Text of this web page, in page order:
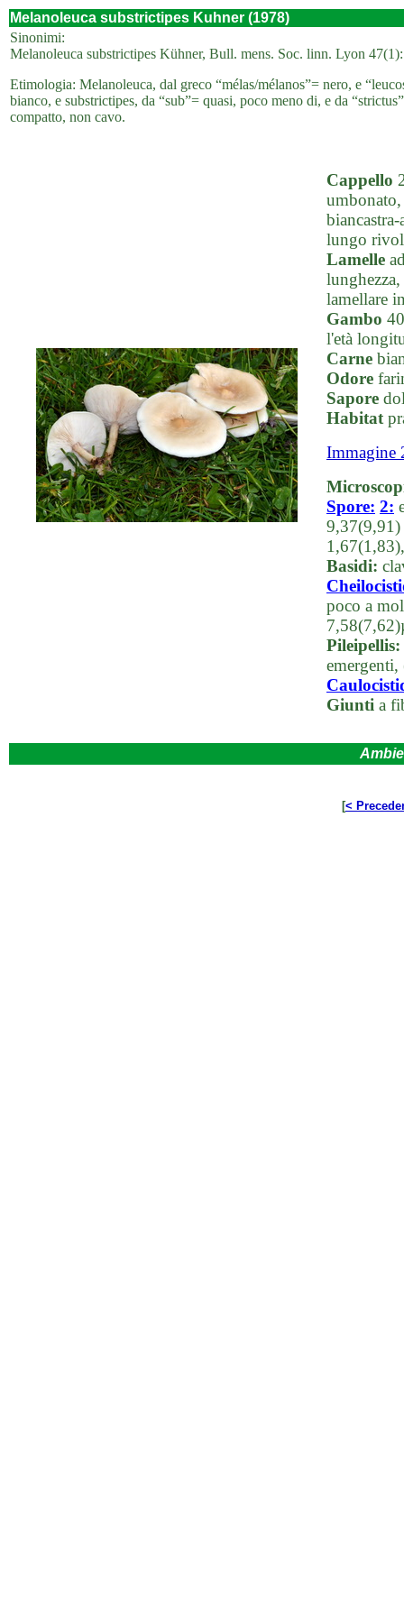
Melanoleuca substrictipes Kuhner (1978)
Sinonimi:
Melanoleuca substrictipes Kühner, Bull. mens. Soc. linn. Lyon
Etimologia: Melanoleuca, dal greco “mélas/mélanos”= nero, e
bianco, e substrictipes, da “sub”= quasi, poco meno di, e da
compatto, non cavo.
Cappello
umbonato,
lungo
Lamelle
lamellare
Gambo
l'età
Carne
Odore
Sapore
Habitat
Immagine
Spore: 2:
Basidi:
poco a
Pileipellis:
Giunti a
[<